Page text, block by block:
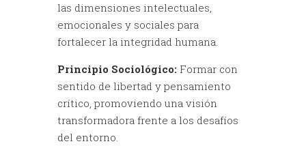
las dimensiones intelectuales,
emocionales y sociales para
fortalecer la integridad humana.
Principio Sociológico: Formar con
sentido de libertad y pensamiento
crítico, promoviendo una visión
transformadora frente a los desafíos
del entorno.